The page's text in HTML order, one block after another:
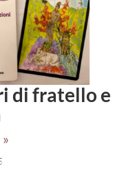
di fratello e